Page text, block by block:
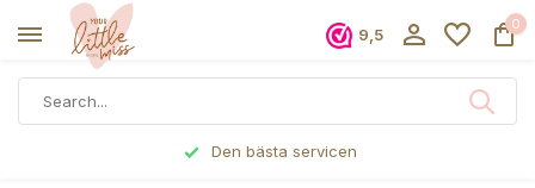
9,5
0
Den bästa servicen